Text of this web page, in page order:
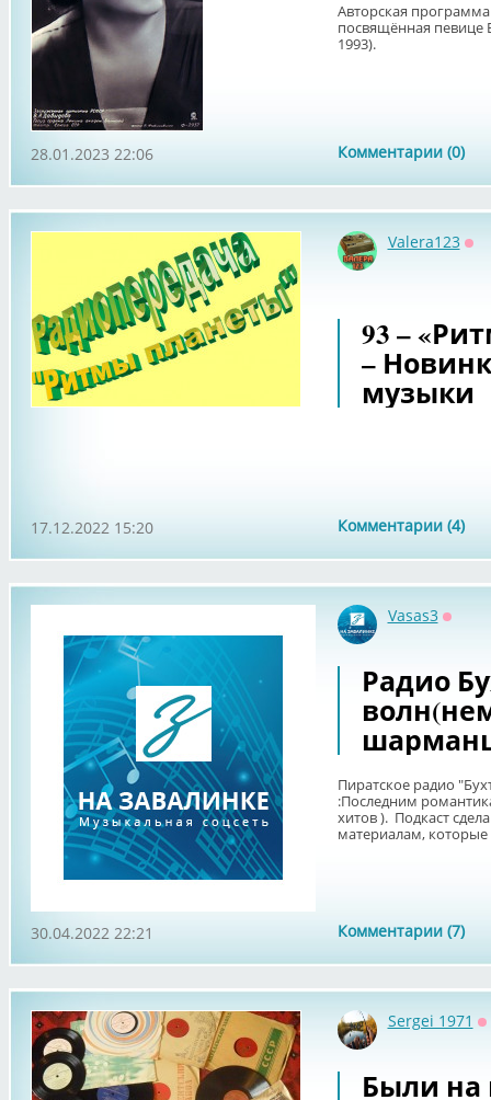
Авторская
посвящённая певице
1993).
Комментарии (0)
28.01.2023 22:06
Valera123
93 –
–
музыки
Комментарии (4)
17.12.2022 15:20
Vasas3
Радио
Пиратское радио
:Последним
хитов ). Подкаст
материалам, которые
Комментарии (7)
30.04.2022 22:21
Sergei 1971
Были на